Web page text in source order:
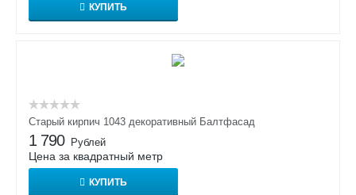
КУПИТЬ
Старый кирпич 1043 декоративный Балтфасад
1 790 Рублей
Цена за квадратный метр
КУПИТЬ